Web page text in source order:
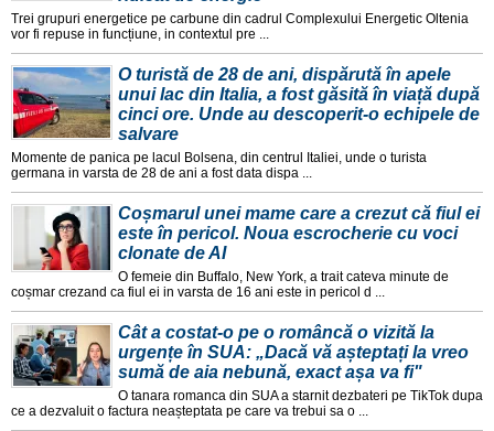
Trei grupuri energetice pe carbune din cadrul Complexului Energetic Oltenia
vor fi repuse in funcțiune, in contextul pre ...
O turistă de 28 de ani, dispărută în apele
unui lac din Italia, a fost găsită în viață după
cinci ore. Unde au descoperit-o echipele de
salvare
Momente de panica pe lacul Bolsena, din centrul Italiei, unde o turista
germana in varsta de 28 de ani a fost data dispa ...
Coșmarul unei mame care a crezut că fiul ei
este în pericol. Noua escrocherie cu voci
clonate de AI
O femeie din Buffalo, New York, a trait cateva minute de
coșmar crezand ca fiul ei in varsta de 16 ani este in pericol d ...
Cât a costat-o pe o româncă o vizită la
urgențe în SUA: „Dacă vă așteptați la vreo
sumă de aia nebună, exact așa va fi"
O tanara romanca din SUA a starnit dezbateri pe TikTok dupa
ce a dezvaluit o factura neașteptata pe care va trebui sa o ...